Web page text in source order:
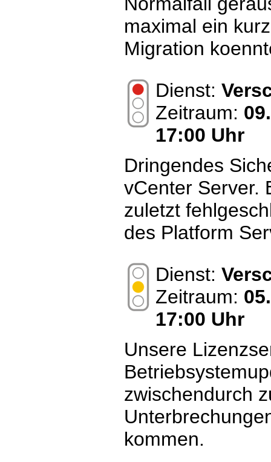
maximal ein
Migration
Dienst:
Zeitraum:
17:00 Uhr
Dringendes
vCenter Server.
zuletzt
des Platform
Dienst:
Zeitraum:
17:00 Uhr
Unsere
zwischendurch
kommen.